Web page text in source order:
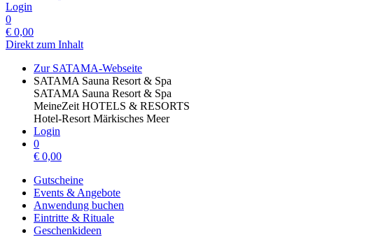
Login
0
€ 0,00
Direkt zum Inhalt
Zur SATAMA-Webseite
SATAMA Sauna Resort & Spa
SATAMA Sauna Resort & Spa
MeineZeit HOTELS & RESORTS
Hotel-Resort Märkisches Meer
Login
0
€ 0,00
Gutscheine
Events & Angebote
Anwendung buchen
Eintritte & Rituale
Geschenkideen